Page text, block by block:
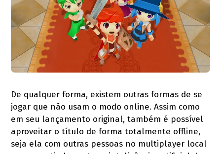
De qualquer forma, existem outras formas de se
jogar que não usam o modo online. Assim como
em seu lançamento original, também é possível
aproveitar o título de forma totalmente offline,
seja ela com outras pessoas no multiplayer local